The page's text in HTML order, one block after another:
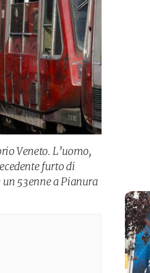
Veneto. L’uomo,
furto di
53enne a Pianura